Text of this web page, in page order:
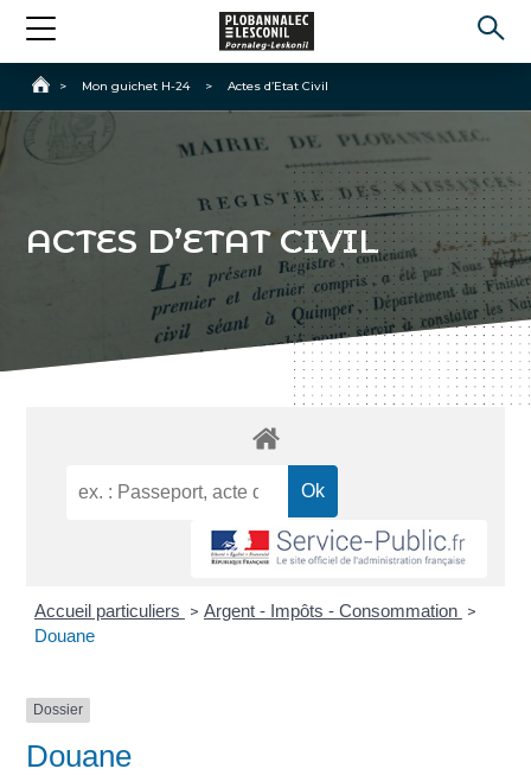
Accueil
> Mon guichet H-24 > Actes d’Etat Civil
ACTES D’ETAT CIVIL
Accueil particuliers > Argent - Impôts - Consommation >
Douane
Dossier
Douane